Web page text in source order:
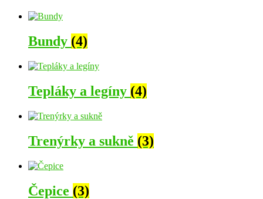
Bundy (4)
Tepláky a legíny (4)
Trenýrky a sukně (3)
Čepice (3)